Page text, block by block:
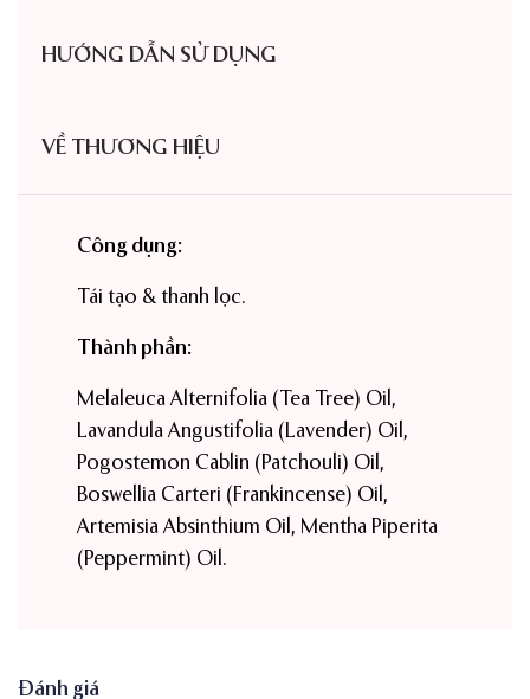
HƯỚNG DẪN SỬ DỤNG
VỀ THƯƠNG HIỆU
Công dụng:
Tái tạo & thanh lọc.
Thành phần:
Melaleuca Alternifolia (Tea Tree) Oil,
Lavandula Angustifolia (Lavender) Oil,
Pogostemon Cablin (Patchouli) Oil,
Boswellia Carteri (Frankincense) Oil,
Artemisia Absinthium Oil, Mentha Piperita
(Peppermint) Oil.
Đánh giá